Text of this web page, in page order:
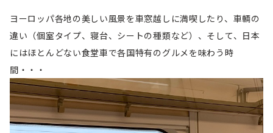
ヨーロッパ各地の美しい風景を車窓越しに満喫したり、車輌の
違い（個室タイプ、寝台、シートの種類など）、そして、日本
にはほとんどない食堂車で各国特有のグルメを味わう時
間・・・